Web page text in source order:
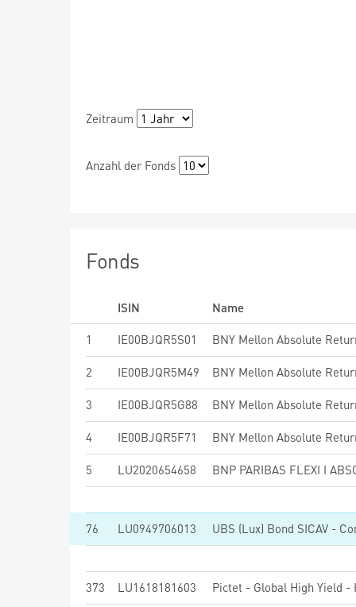
Zeitraum
Anzahl der Fonds
Fonds
ISIN
Name
1
IE00BJQR5S01
2 IE00BJQR5M49
3 IE00BJQR5G88
4 IE00BJQR5F71
5 LU2020654658
76 LU0949706013
373 LU1618181603 Pictet - Global High Yield -